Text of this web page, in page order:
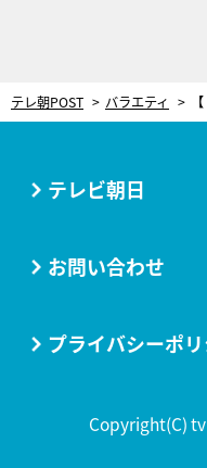
テレ朝POST バラエティ
テレビ朝日
お問い合わせ
プライバシーポ
Copyright(C)